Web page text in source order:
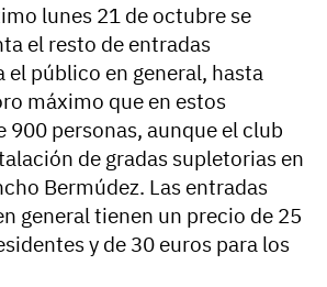
lunes 21 de octubre se
el resto de entradas
el público en general, hasta
máximo que en estos
900 personas, aunque el club
de gradas supletorias en
Bermúdez. Las entradas
general tienen un precio de 25
y de 30 euros para los